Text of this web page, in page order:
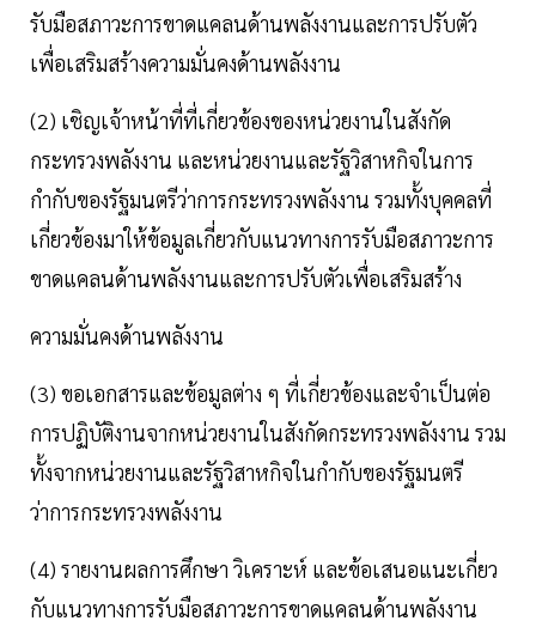
รับมือสภาวะการขาดแคลนด้านพลังงานและการปรับตัว
เพื่อเสริมสร้างความมั่นคงด้านพลังงาน
(2) เชิญเจ้าหน้าที่ที่เกี่ยวข้องของหน่วยงานในสังกัด
กระทรวงพลังงาน และหน่วยงานและรัฐวิสาหกิจในการ
กำกับของรัฐมนตรีว่าการกระทรวงพลังงาน รวมทั้งบุคคลที่
เกี่ยวข้องมาให้ข้อมูลเกี่ยวกับแนวทางการรับมือสภาวะการ
ขาดแคลนด้านพลังงานและการปรับตัวเพื่อเสริมสร้าง
ความมั่นคงด้านพลังงาน
(3) ขอเอกสารและข้อมูลต่าง ๆ ที่เกี่ยวข้องและจำเป็นต่อ
การปฏิบัติงานจากหน่วยงานในสังกัดกระทรวงพลังงาน รวม
ทั้งจากหน่วยงานและรัฐวิสาหกิจในกำกับของรัฐมนตรี
ว่าการกระทรวงพลังงาน
(4) รายงานผลการศึกษา วิเคราะห์ และข้อเสนอแนะเกี่ยว
กับแนวทางการรับมือสภาวะการขาดแคลนด้านพลังงาน